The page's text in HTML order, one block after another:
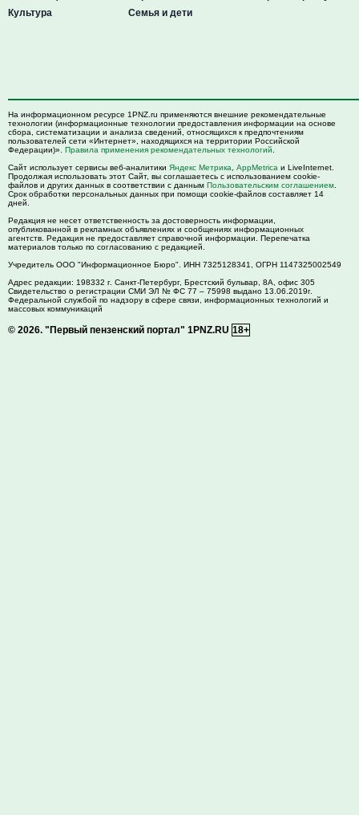
Культура
Семья и дети
На информационном ресурсе 1PNZ.ru применяются внешние рекомендательные
технологии (информационные технологии предоставления информации на основе
сбора, систематизации и анализа сведений, относящихся к предпочтениям
пользователей сети «Интернет», находящихся на территории Российской
Федерации)». Правила применения рекомендательных технологий
Сайт использует сервисы веб-аналитики Яндекс Метрика AppMetrica и LiveInternet.
Продолжая использовать этот Сайт, вы соглашаетесь с использованием cookie-
файлов и других данных в соответствии с данным Пользовательским соглашением
Срок обработки персональных данных при помощи cookie-файлов составляет 14
дней.
Редакция не несет ответственность за достоверность информации,
опубликованной в рекламных объявлениях и сообщениях информационных
агентств. Редакция не предоставляет справочной информации. Перепечатка
материалов только по согласованию с редакцией.
Учредитель ООО "Информационное Бюро". ИНН 7325128341, ОГРН 1147325002549
Адрес редакции: 198332 г. Санкт-Петербург, Брестский бульвар, 8А, офис 305
Свидетельство о регистрации СМИ ЭЛ № ФС 77 – 75998 выдано 13.06.2019г.
Федеральной службой по надзору в сфере связи, информационных технологий и
массовых коммуникаций
© 2026. "Первый пензенский портал" 1PNZ.RU 18+